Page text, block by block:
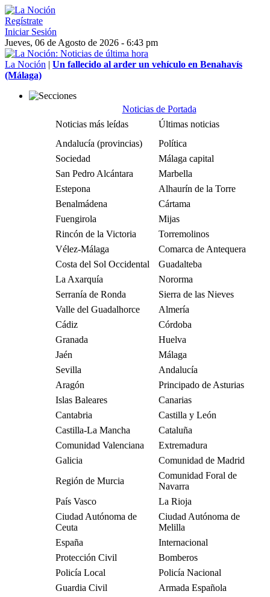
Regístrate
Iniciar Sesión
Jueves, 06 de Agosto de 2026 - 6:43 pm
La Noción | Un fallecido al arder un vehículo en Benahavís
(Málaga)
Noticias de Portada
Noticias más leídas
Últimas noticias
Andalucía (provincias)
Política
Sociedad
Málaga capital
San Pedro Alcántara
Marbella
Estepona
Alhaurín de la Torre
Benalmádena
Cártama
Fuengirola
Mijas
Rincón de la Victoria
Torremolinos
Vélez-Málaga
Comarca de Antequera
Costa del Sol Occidental
Guadalteba
La Axarquía
Nororma
Serranía de Ronda
Sierra de las Nieves
Valle del Guadalhorce
Almería
Cádiz
Córdoba
Granada
Huelva
Jaén
Málaga
Sevilla
Andalucía
Aragón
Principado de Asturias
Islas Baleares
Canarias
Cantabria
Castilla y León
Castilla-La Mancha
Cataluña
Comunidad Valenciana
Extremadura
Galicia
Comunidad de Madrid
Región de Murcia
Comunidad Foral de
Navarra
País Vasco
La Rioja
Ciudad Autónoma de
Ceuta
Ciudad Autónoma de
Melilla
España
Internacional
Protección Civil
Bomberos
Policía Local
Policía Nacional
Guardia Civil
Armada Española